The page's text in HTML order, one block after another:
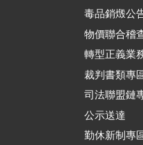
毒品銷燬公
物價聯合稽
轉型正義業
裁判書類專
司法聯盟鏈
公示送達
勤休新制專